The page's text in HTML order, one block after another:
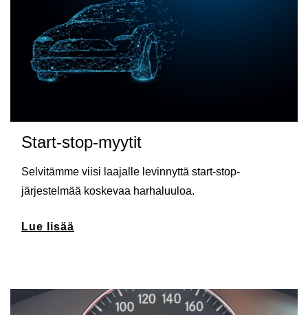
Start-stop-myytit
Selvitämme viisi laajalle levinnyttä start-stop-
järjestelmää koskevaa harhaluuloa.
Lue lisää